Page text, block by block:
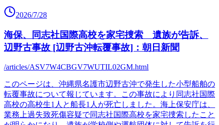
2026/7/28
海保、同志社国際高校を家宅捜索 遺族が告訴、
辺野古事故 [辺野古沖転覆事故]：朝日新聞
/articles/ASV7W4CBGV7WUTIL02GM.html
このページは、沖縄県名護市辺野古沖で発生した小型船舶の
転覆事故について報じています。この事故により同志社国際
高校の高校生1人と船長1人が死亡しました。海上保安庁は、
業務上過失致死傷容疑で同志社国際高校を家宅捜索したこと